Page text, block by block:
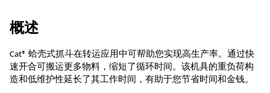
概述
Cat® 蛤壳式抓斗在转运应用中可帮助您实现高生产率。通过快
速开合可搬运更多物料，缩短了循环时间。该机具的重负荷构
造和低维护性延长了其工作时间，有助于您节省时间和金钱。